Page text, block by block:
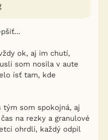
ok, aj im chutí,
som nosila v aute
ísť tam, kde
tým som spokojná, aj
na rezky a granulové
ohrdli, každý odpil